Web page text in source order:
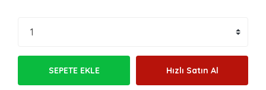
SEPETE EKLE Hızlı Satın Al